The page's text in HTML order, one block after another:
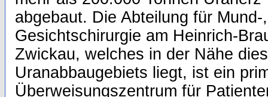
abgebaut. Die Abteilung für
Gesichtschirurgie am Heinrich-
Zwickau, welches in der Nähe
Uranabbaugebiets liegt, ist ein
Überweisungszentrum für